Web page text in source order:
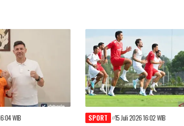
WIB SPORT 15 Juli 2026 16:02 WIB